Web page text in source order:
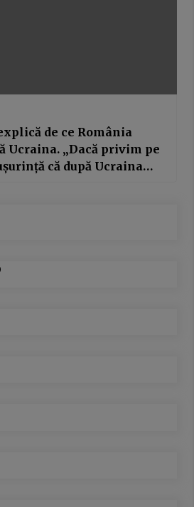
de ce România
Ucraina. „Dacă privim pe
că după Ucraina